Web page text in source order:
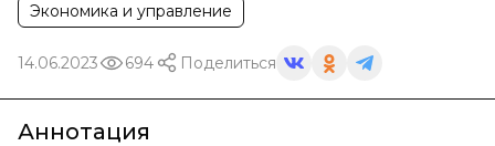
Экономика и управление
14.06.2023 694 Поделиться
Аннотация